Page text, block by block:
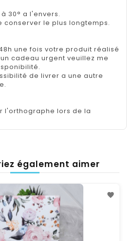
30° a l'envers.
conserver le plus longtemps.
une fois votre produit réalisé
cadeau urgent veuillez me
de livrer a une autre
l'orthographe lors de la
également aimer